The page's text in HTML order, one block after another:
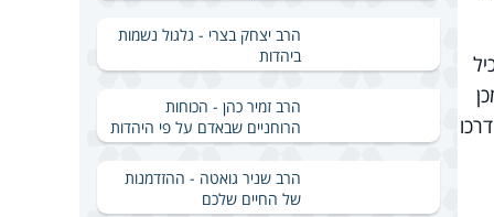
הרב יצחק בצרי - גלגול נשמות
ביהדות
הרב זמיר כהן - הכוחות
הרוחניים שבאדם על פי היהדות
הרב שניר גואטה - ההזדמנות
של החיים שלכם